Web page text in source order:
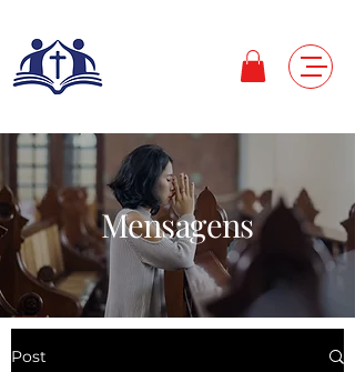
Mensagens
Post